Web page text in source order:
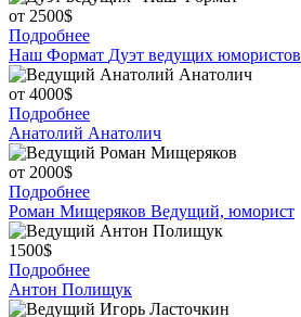
от 2500$
Подробнее
Наш Формат Дуэт ведущих юмористов
от 4000$
Подробнее
Анатолий Анатолич
от 2000$
Подробнее
Роман Мищеряков Ведущий, юморист
1500$
Подробнее
Антон Полищук